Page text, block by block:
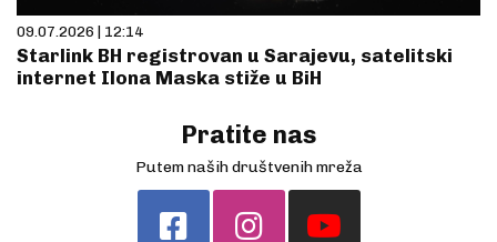
09.07.2026 | 12:14
Starlink BH registrovan u Sarajevu, satelitski
internet Ilona Maska stiže u BiH
Pratite nas
Putem naših društvenih mreža